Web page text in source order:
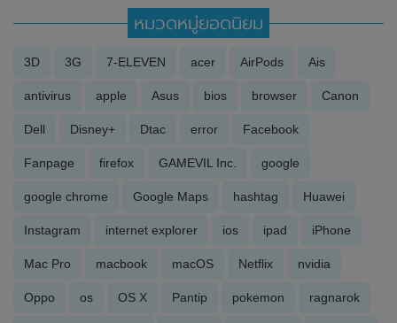
หมวดหมู่ยอดนิยม
3D 3G 7-ELEVEN acer AirPods Ais
antivirus apple Asus bios browser Canon
Dell Disney+ Dtac error Facebook
Fanpage firefox GAMEVIL Inc. google
google chrome Google Maps hashtag Huawei
Instagram internet explorer ios ipad iPhone
Mac Pro macbook macOS Netflix nvidia
Oppo os OS X Pantip pokemon ragnarok